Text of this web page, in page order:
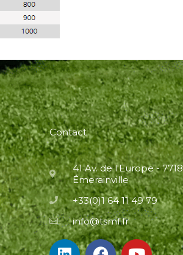
Contact
41 Av. de l'Europe -
Émerainville
+33(0)1 64 11 49 79
info@tsmf.fr
L
F
Y